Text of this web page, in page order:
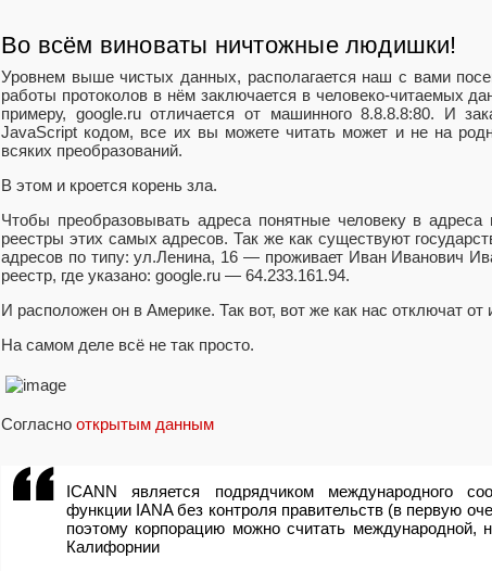
Во всём виноваты ничтожные людишки!
Уровнем выше чистых данных, располагается наш с вами
работы протоколов в нём заключается в человеко-читаемых
примеру, google.ru отличается от машинного 8.8.8.8:80. И
JavaScript кодом, все их вы можете читать может и не на
всяких преобразований.
В этом и кроется корень зла.
Чтобы преобразовывать адреса понятные человеку в
реестры этих самых адресов. Так же как существуют
адресов по типу: ул.Ленина, 16 — проживает Иван Иванович
реестр, где указано: google.ru — 64.233.161.94.
И расположен он в Америке. Так вот, вот же как нас отключат от
На самом деле всё не так просто.
Согласно открытым данным
ICANN является подрядчиком международного
функции IANA без контроля правительств (в первую
поэтому корпорацию можно считать международной,
Калифорнии